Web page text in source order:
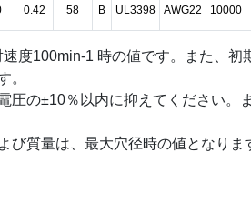
0.42 58 B UL3398 AWG22 10000
度100min-1 時の値です。また、初
。
圧の±10％以内に抑えてください。
び質量は、最大穴径時の値となりま